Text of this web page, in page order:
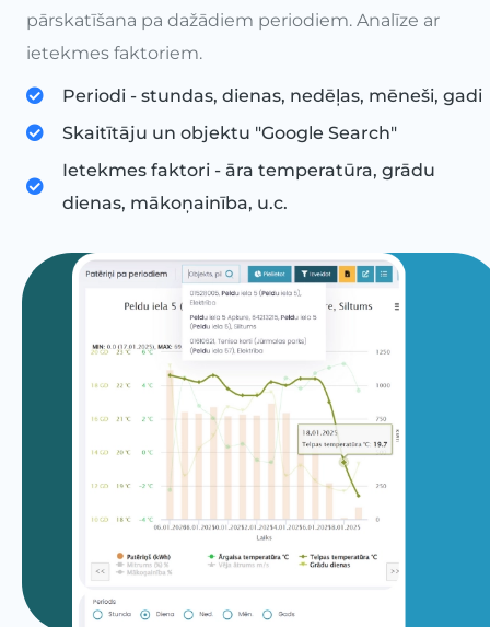
pārskatīšana pa dažādiem periodiem. Analīze ar
ietekmes faktoriem.
Periodi - stundas, dienas, nedēļas, mēneši, gadi
Skaitītāju un objektu "Google Search"
Ietekmes faktori - āra temperatūra, grādu
dienas, mākoņainība, u.c.